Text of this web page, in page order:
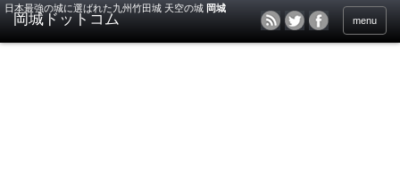
日本最強の城に選ばれた九州竹田城 天空の城 岡城
menu